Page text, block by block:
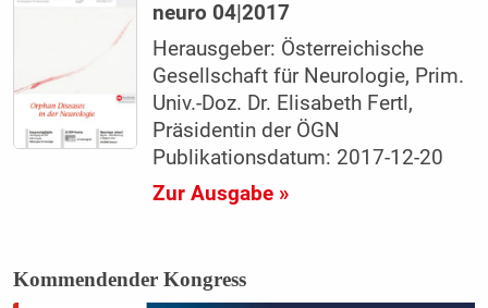
neuro 04|2017
Herausgeber: Österreichische
Gesellschaft für Neurologie, Prim.
Univ.-Doz. Dr. Elisabeth Fertl,
Präsidentin der ÖGN
Publikationsdatum: 2017-12-20
Zur Ausgabe »
Kommendender Kongress